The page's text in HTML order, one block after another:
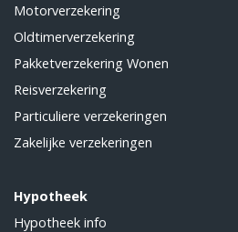
Motorverzekering
Oldtimerverzekering
Pakketverzekering Wonen
Reisverzekering
Particuliere verzekeringen
Zakelijke verzekeringen
Hypotheek
Hypotheek info